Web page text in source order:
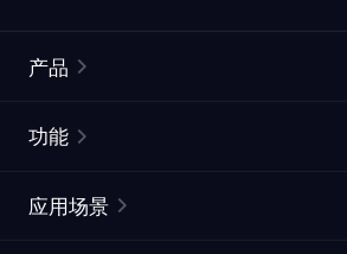
产品
静态住宅代理
功能
应用场景